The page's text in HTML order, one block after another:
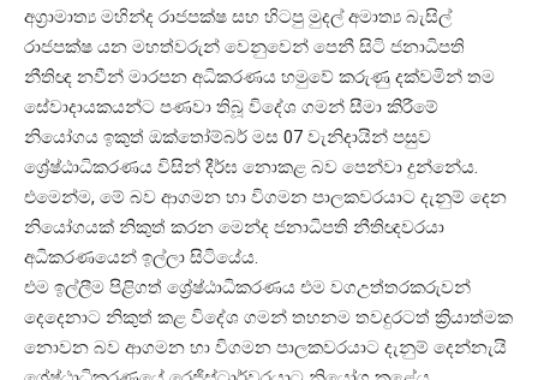
අග්‍රාමාත්‍ය මහින්ද රාජපක්ෂ සහ හිටපු මුදල් අමාත්‍ය බැසිල්
රාජපක්ෂ යන මහත්වරුන් වෙනුවෙන් පෙනී සිටි ජනාධිපති
නීතිඥ නවීන් මාරපන අධිකරණය හමුවේ කරුණු දක්වමින් තම
සේවාදායකයන්ට පණවා තිබූ විදේශ ගමන් සීමා කිරීමේ
නියෝගය ඉකුත් ඔක්තෝම්බර් මස 07 වැනිදායින් පසුව
ශ්‍රේෂ්ඨාධිකරණය විසින් දීර්ඝ නොකළ බව පෙන්වා දුන්නේය.
එමෙන්ම, මේ බව ආගමන හා විගමන පාලකවරයාට දැනුම් දෙන
නියෝගයක් නිකුත් කරන මෙන්ද ජනාධිපති නීතිඥවරයා
අධිකරණයෙන් ඉල්ලා සිටියේය.
එම ඉල්ලීම පිළිගත් ශ්‍රේෂ්ඨාධිකරණය එම වගඋත්තරකරුවන්
දෙදෙනාට නිකුත් කළ විදේශ ගමන් තහනම තවදුරටත් ක්‍රියාත්මක
නොවන බව ආගමන හා විගමන පාලකවරයාට දැනුම් දෙන්නැයි